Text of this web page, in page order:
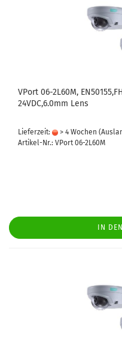
VPort 06-2L60M,
24VDC,6.0mm Lens
Lieferzeit: > 4 Wochen
Artikel-Nr.: VPort 06-2L60M
IN